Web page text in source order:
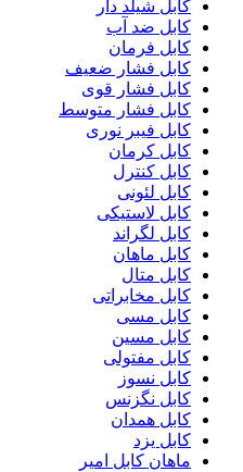
کابل شیلد دار
کابل ضد آب
کابل فرمان
کابل فشار ضعیف
کابل فشار قوی
کابل فشار متوسط
کابل فیبر نوری
کابل کرمان
کابل کنترل
کابل لئونی
کابل لاستیکی
کابل لگراند
کابل ماهان
کابل متال
کابل مخابراتی
کابل مسی
کابل مسین
کابل مفتولی
کابل نسوز
کابل نگزنس
کابل همدان
کابل یزد
ماهان کابل امیر